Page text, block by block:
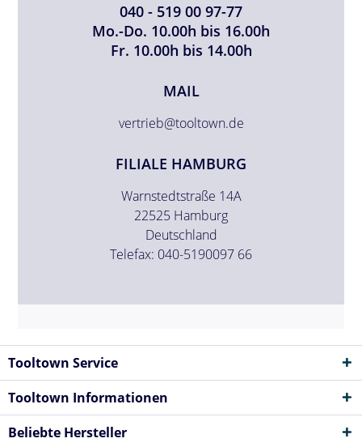
040 - 519 00 97-77
Mo.-Do. 10.00h bis 16.00h
Fr. 10.00h bis 14.00h
MAIL
vertrieb@tooltown.de
FILIALE HAMBURG
Warnstedtstraße 14A
22525 Hamburg
Deutschland
Telefax: 040-5190097 66
Tooltown Service
Tooltown Informationen
Beliebte Hersteller